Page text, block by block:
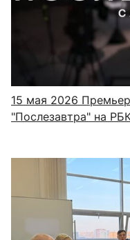
15 мая 2026
"Послезавтра" на